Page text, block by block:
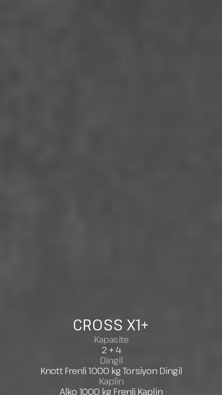
CROSS X1+
Kapasite
2 + 4
Dingil
Knott Frenli 1000 kg Torsiyon Dingil
Kaplin
Alko 1000 kg Frenli Kaplin